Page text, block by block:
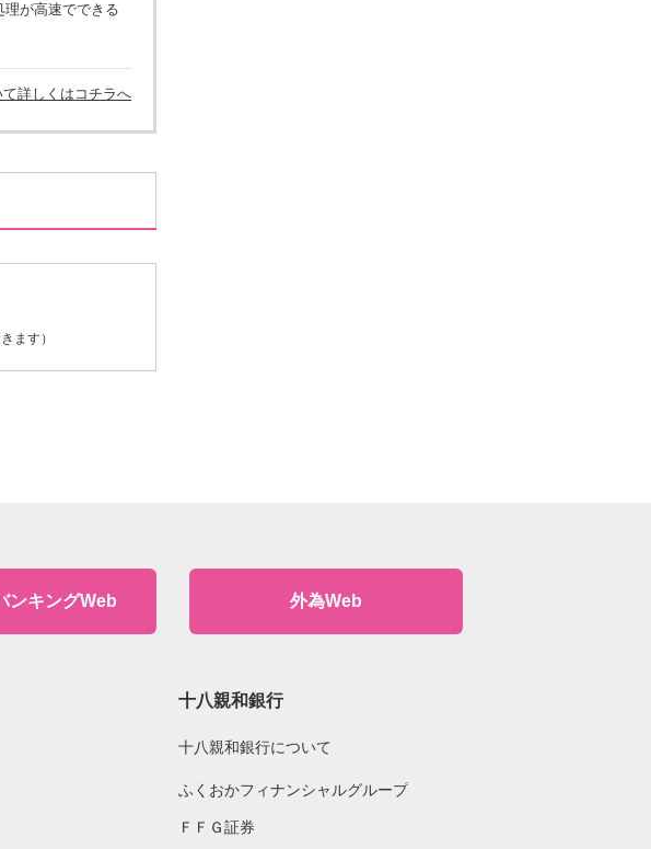
理が高速でできる
詳しくはコチラへ
ます）
ンキングWeb 外為Web
十八親和銀行
十八親和銀行について
ふくおかフィナンシャルグループ
ＦＦＧ証券